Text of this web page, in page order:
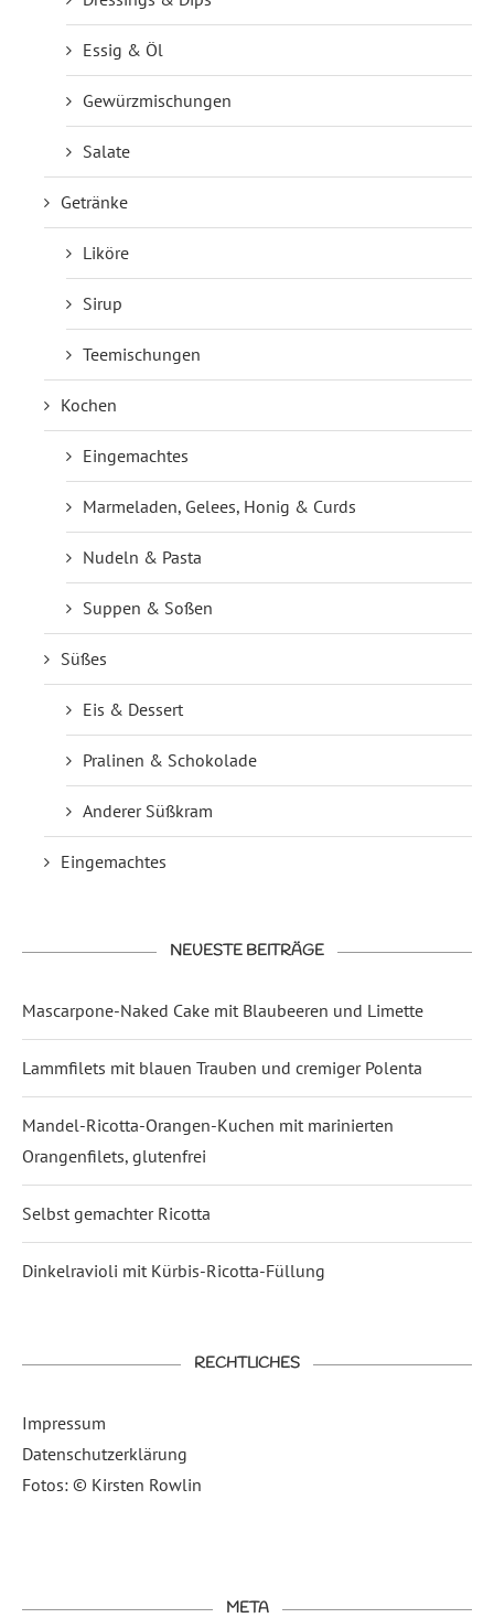
Essig & Öl
Gewürzmischungen
Salate
Getränke
Liköre
Sirup
Teemischungen
Kochen
Eingemachtes
Marmeladen, Gelees, Honig & Curds
Nudeln & Pasta
Suppen & Soßen
Süßes
Eis & Dessert
Pralinen & Schokolade
Anderer Süßkram
Eingemachtes
NEUESTE BEITRÄGE
Mascarpone-Naked Cake mit Blaubeeren und Limette
Lammfilets mit blauen Trauben und cremiger Polenta
Mandel-Ricotta-Orangen-Kuchen mit marinierten
Orangenfilets, glutenfrei
Selbst gemachter Ricotta
Dinkelravioli mit Kürbis-Ricotta-Füllung
RECHTLICHES
Impressum
Datenschutzerklärung
Fotos: © Kirsten Rowlin
META